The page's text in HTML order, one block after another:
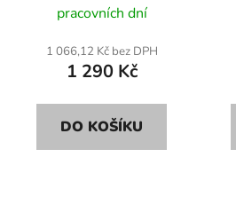
pracovních dní
1 066,12 Kč bez DPH
1 290 Kč
DO KOŠÍKU